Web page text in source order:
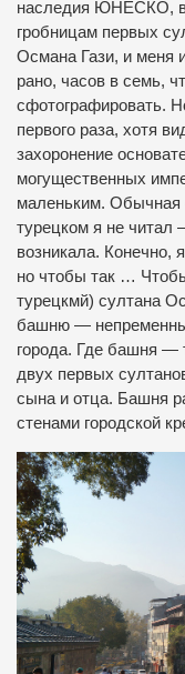
наследия ЮНЕСКО, в
гробницам первых
Османа Гази, и меня
рано, часов в семь,
сфотографировать.
первого раза, хотя
захоронение
могущественных
маленьким. Обычная
турецком я не читал
возникала. Конечно,
но чтобы так …
турецкмй) султана
башню —
города. Где башня —
двух первых
сына и отца. Башня
стенами городской